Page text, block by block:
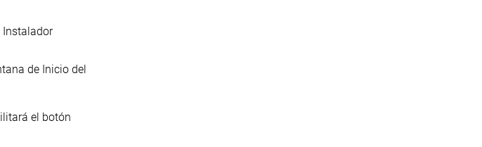
Instalador
de Inicio del
el botón